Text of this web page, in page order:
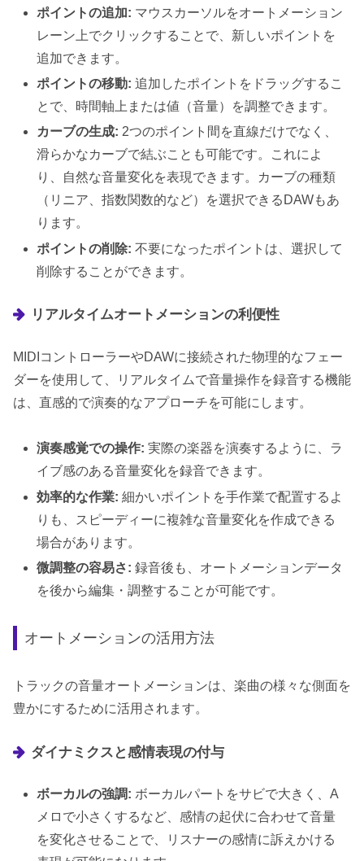
ポイントの追加: マウスカーソルをオートメーション
レーン上でクリックすることで、新しいポイントを
追加できます。
ポイントの移動: 追加したポイントをドラッグするこ
とで、時間軸上または値（音量）を調整できます。
カーブの生成: 2つのポイント間を直線だけでなく、
滑らかなカーブで結ぶことも可能です。これによ
り、自然な音量変化を表現できます。カーブの種類
（リニア、指数関数的など）を選択できるDAWもあ
ります。
ポイントの削除: 不要になったポイントは、選択して
削除することができます。
リアルタイムオートメーションの利便性
MIDIコントローラーやDAWに接続された物理的なフェー
ダーを使用して、リアルタイムで音量操作を録音する機能
は、直感的で演奏的なアプローチを可能にします。
演奏感覚での操作: 実際の楽器を演奏するように、ラ
イブ感のある音量変化を録音できます。
効率的な作業: 細かいポイントを手作業で配置するよ
りも、スピーディーに複雑な音量変化を作成できる
場合があります。
微調整の容易さ: 録音後も、オートメーションデータ
を後から編集・調整することが可能です。
オートメーションの活用方法
トラックの音量オートメーションは、楽曲の様々な側面を
豊かにするために活用されます。
ダイナミクスと感情表現の付与
ボーカルの強調: ボーカルパートをサビで大きく、A
メロで小さくするなど、感情の起伏に合わせて音量
を変化させることで、リスナーの感情に訴えかける